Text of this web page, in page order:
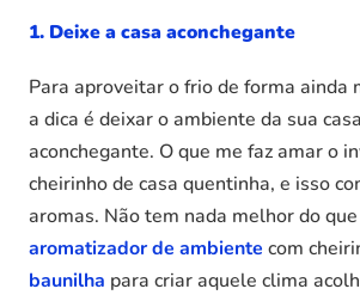
1. Deixe a casa aconchegante
Para aproveitar o frio de forma ainda
a dica é deixar o ambiente da sua
aconchegante. O que me faz amar o
cheirinho de casa quentinha, e isso
aromas. Não tem nada melhor do
aromatizador de ambiente com
baunilha para criar aquele clima